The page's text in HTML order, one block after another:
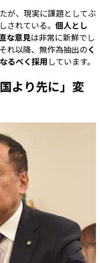
が、現実に課題としてぶ
されている。 個人とし
な意見は非常に新鮮でし
れ以降、無作為抽出のく
るべく採用しています。
より先に」変